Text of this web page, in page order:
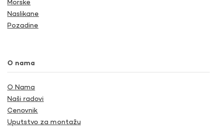
Morske
Naslikane
Pozadine
O nama
O Nama
Naši radovi
Cenovnik
Uputstvo za montažu